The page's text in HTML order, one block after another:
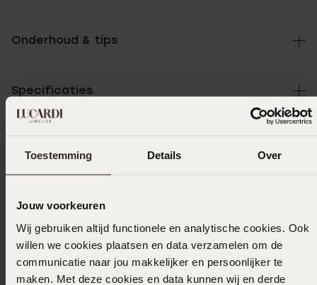
Toestemming Details Over
Jouw voorkeuren
Wij gebruiken altijd functionele en analytische cookies. Ook
willen we cookies plaatsen en data verzamelen om de
communicatie naar jou makkelijker en persoonlijker te
maken. Met deze cookies en data kunnen wij en derde
Onderhoud & tips
Specificaties
Ook leuk voor jou